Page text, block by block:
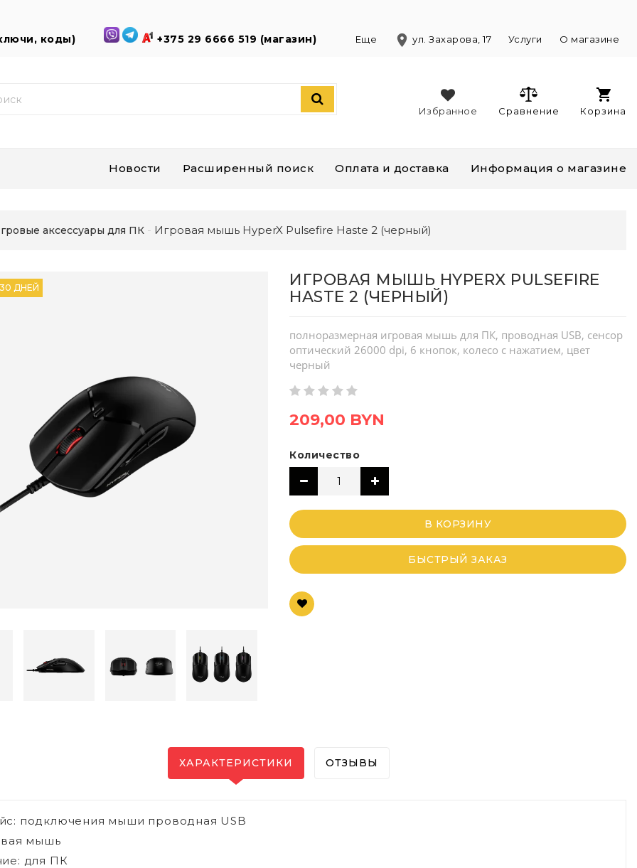
коды)
+375 29 6666 519 (магазин) Еще location_on ул. Захарова, 17 Услуги О магазине
Корзина
Сравнение
Избранное
Новости Расширенный поиск Оплата и доставка Информация о магазине
аксессуары для ПК Игровая мышь HyperX Pulsefire Haste 2 (черный)
ДНЕЙ
ИГРОВАЯ МЫШЬ HYPERX PULSEFIRE
HASTE 2 (ЧЕРНЫЙ)
полноразмерная игровая мышь для ПК, проводная USB, сенсор
оптический 26000 dpi, 6 кнопок, колесо с нажатием, цвет
черный
209,00 BYN
Количество
В КОРЗИНУ
БЫСТРЫЙ ЗАКАЗ
ХАРАКТЕРИСТИКИ ОТЗЫВЫ
подключения мыши проводная USB
мышь
для ПК